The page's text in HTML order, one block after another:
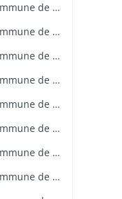
Blotzheim : plan et arpentage du ban de la commune de Blotzheim (plan dressé sur ordre de l'intendant vers 1765)
Blotzheim : plan et arpentage du ban de la commune de Blotzheim (plan dressé sur ordre de l'intendant vers 1765)
Blotzheim : plan et arpentage du ban de la commune de Blotzheim (plan dressé sur ordre de l'intendant vers 1765)
Blotzheim : plan et arpentage du ban de la commune de Blotzheim (plan dressé sur ordre de l'intendant vers 1765)
Blotzheim : plan et arpentage du ban de la commune de Blotzheim (plan dressé sur ordre de l'intendant vers 1765)
Blotzheim : plan et arpentage du ban de la commune de Blotzheim (plan dressé sur ordre de l'intendant vers 1765)
Blotzheim : plan et arpentage du ban de la commune de Blotzheim (plan dressé sur ordre de l'intendant vers 1765)
Blotzheim : plan et arpentage du ban de la commune de Blotzheim (plan dressé sur ordre de l'intendant vers 1765)